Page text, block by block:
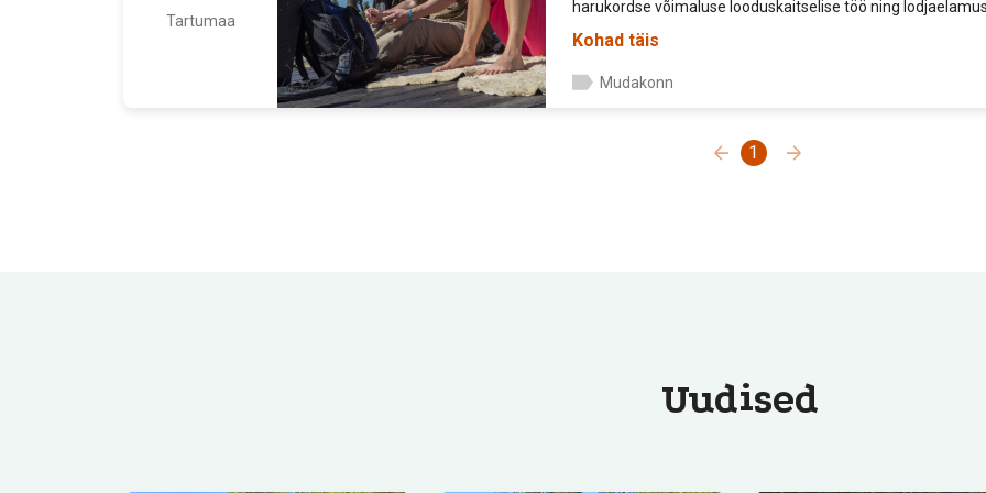
Tartumaa
harukordse võimaluse looduskaitselise töö ning
Kohad täis
Mudakonn
1
Uudised